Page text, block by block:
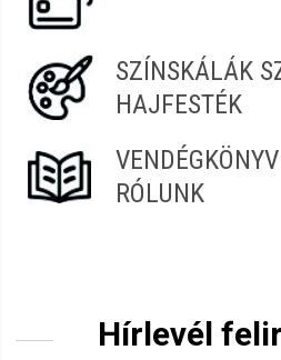
SZÍNSKÁLÁK
HAJFESTÉK
RÓLUNK
Hírlevél